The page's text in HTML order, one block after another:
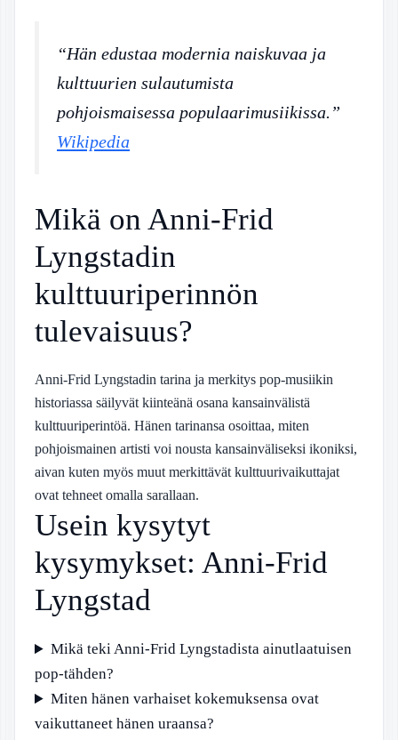
“Hän edustaa modernia naiskuvaa ja
kulttuurien sulautumista
pohjoismaisessa populaarimusiikissa.”
Wikipedia
Mikä on Anni-Frid
Lyngstadin
kulttuuriperinnön
tulevaisuus?
Anni-Frid Lyngstadin tarina ja merkitys pop-musiikin
historiassa säilyvät kiinteänä osana kansainvälistä
kulttuuriperintöä. Hänen tarinansa osoittaa, miten
pohjoismainen artisti voi nousta kansainväliseksi ikoniksi,
aivan kuten myös muut merkittävät kulttuurivaikuttajat
ovat tehneet omalla sarallaan.
Usein kysytyt
kysymykset: Anni-Frid
Lyngstad
Mikä teki Anni-Frid Lyngstadista ainutlaatuisen
pop-tähden?
Miten hänen varhaiset kokemuksensa ovat
vaikuttaneet hänen uraansa?